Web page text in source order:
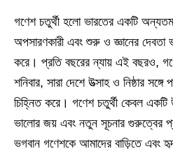
গণেশ চতুর্থী হলো ভারতের একটি অন্যতম
অপসারণকারী এবং শুরু ও জ্ঞানের দেবতা
করে। প্রতি বছরের ন্যায় এই বছরও,
শনিবার, সারা দেশে উত্সাহ ও নিষ্ঠার
চিহ্নিত করে। গণেশ চতুর্থী কেবল একটি
ভালোর জয় এবং নতুন সূচনার গুরুত্বের
ভগবান গণেশকে আমাদের বাড়িতে এবং